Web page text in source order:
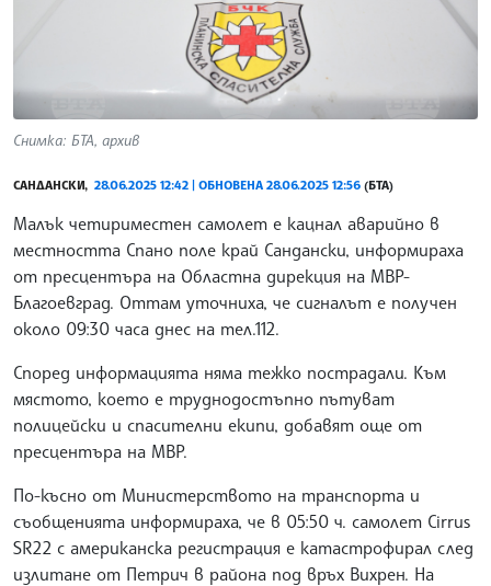
Снимка: БТА, архив
САНДАНСКИ, 28.06.2025 12:42 | ОБНОВЕНА 28.06.2025 12:56 (БТА)
Малък четириместен самолет е кацнал аварийно в
местността Спано поле край Сандански, информираха
от пресцентъра на Областна дирекция на МВР-
Благоевград. Оттам уточниха, че сигналът е получен
около 09:30 часа днес на тел.112.
Според информацията няма тежко пострадали. Към
мястото, което е труднодостъпно пътуват
полицейски и спасителни екипи, добавят още от
пресцентъра на МВР.
По-късно от Министерството на транспорта и
съобщенията информираха, че в 05:50 ч. самолет Cirrus
SR22 с американска регистрация е катастрофирал след
излитане от Петрич в района под връх Вихрен. На